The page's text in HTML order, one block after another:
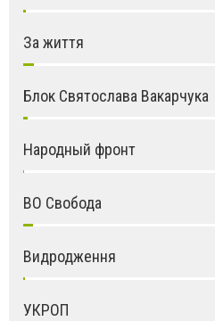
За життя
Блок Святослава Вакарчука
Народный фронт
ВО Свобода
Видродження
УКРОП